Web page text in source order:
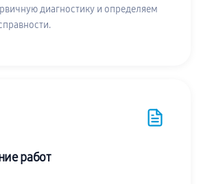
диагностику и определяем
работ